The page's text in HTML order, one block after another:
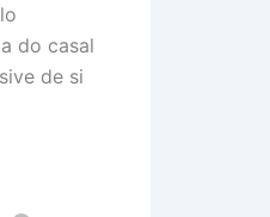
do casal
de si